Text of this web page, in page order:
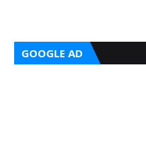
GOOGLE AD